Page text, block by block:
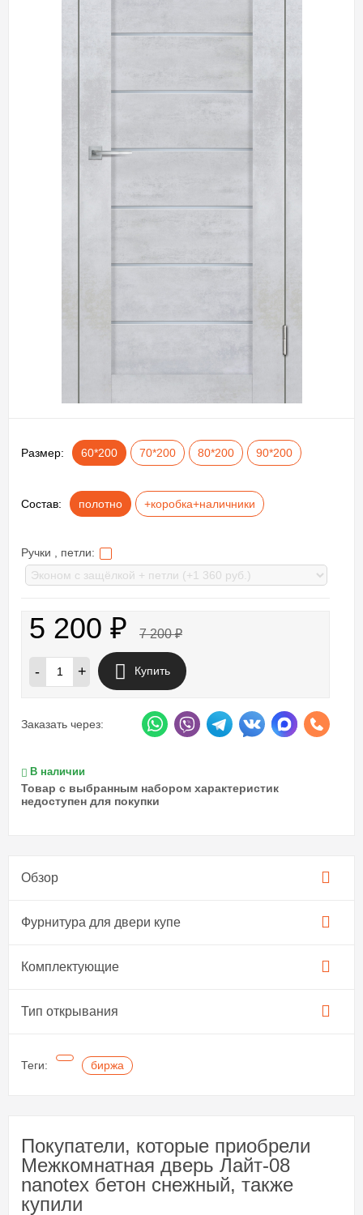
Размер: 60*200 70*200 80*200 90*200
Состав: полотно +коробка+наличники
Ручки , петли:
5 200 ₽ 7 200₽
- + Купить
Заказать через:
В наличии
Товар с выбранным набором характеристик
недоступен для покупки
Обзор
Фурнитура для двери купе​
Комплектующие
Тип открывания
Теги: биржа
Покупатели, которые приобрели
Межкомнатная дверь Лайт-08
nanotex бетон снежный, также
купили